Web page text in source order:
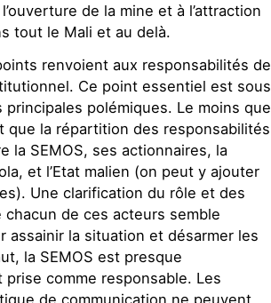
de la mine et à l’attraction
tout le Mali et au delà.
renvoient aux responsabilités de
Ce point essentiel est sous
polémiques. Le moins que
que la répartition des responsabilités
la SEMOS, ses actionnaires, la
et l’Etat malien (on peut y ajouter
Une clarification du rôle et des
de ces acteurs semble
assainir la situation et désarmer les
la SEMOS est presque
comme responsable. Les
de communication ne peuvent